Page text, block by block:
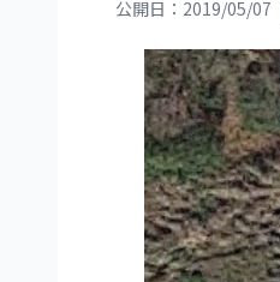
公開日：2019/05/07